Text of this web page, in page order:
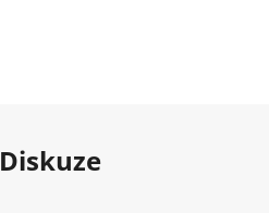
Diskuze